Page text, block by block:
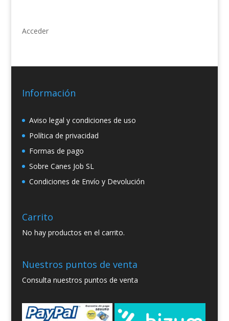
Acceder
Información
Aviso legal y condiciones de uso
Política de privacidad
Formas de pago
Sobre Canes Job SL
Condiciones de Envío y Devolución
Carrito
No hay productos en el carrito.
Nuestros puntos de venta
Consulta nuestros puntos de venta